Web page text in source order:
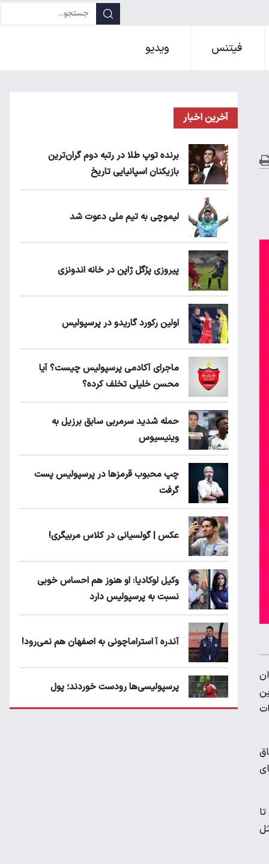
فیتنس ویدیو
۱۹۸۶، با یک اتفاق
تا
بعد از حذف تیم ملی، همه چیز در یازدهم مهر سال ۱۳۶۵ مثل
آخرین اخبار
برنده توپ طلا در رتبه دوم گران‌ترین
بازیکنان اسپانیایی تاریخ
لیموچی به تیم ملی دعوت شد
پیروزی پرُگل ژاپن در خانه اندونزی
اولین رکورد گاریدو در پرسپولیس
ماجرای آکادمی پرسپولیس چیست؟ آیا
محسن خلیلی تخلف کرده؟
حمله شدید سرمربی سابق برزیل به
وینیسیوس
چپ محبوب قرمزها در پرسپولیس پست
گرفت
عکس | گولسیانی در کلاس مربیگری!
وکیل لوکادیا: او هنوز هم احساس خوبی
نسبت به پرسپولیس دارد
آندره آ استراماچونی به اصفهان هم نمی‌رود!
پرسپولیسی‌ها رودست خوردند؛ پول